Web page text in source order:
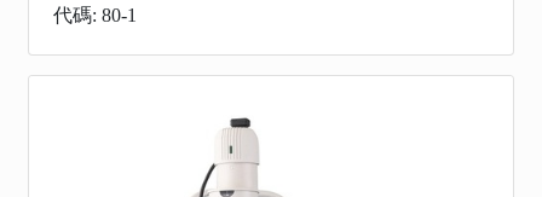
代碼: 80-1